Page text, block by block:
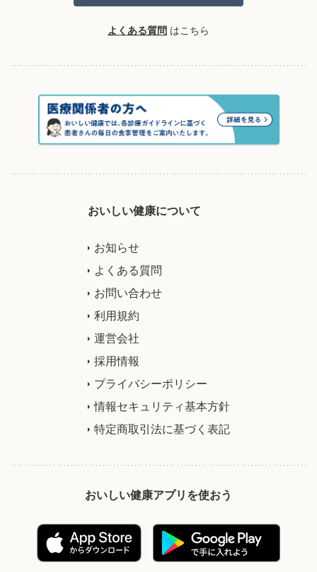
よくある質問 はこちら
おいしい健康について
お知らせ
よくある質問
お問い合わせ
利用規約
運営会社
採用情報
プライバシーポリシー
情報セキュリティ基本方針
特定商取引法に基づく表記
おいしい健康アプリを使おう